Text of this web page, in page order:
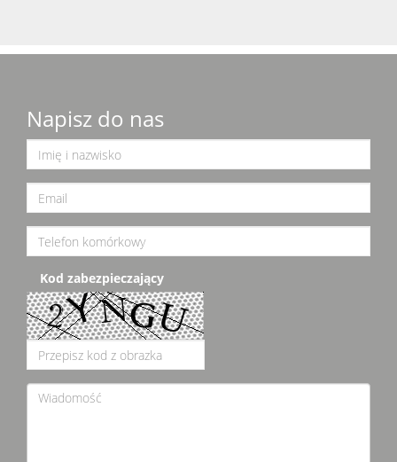
Napisz do nas
Kod zabezpieczający